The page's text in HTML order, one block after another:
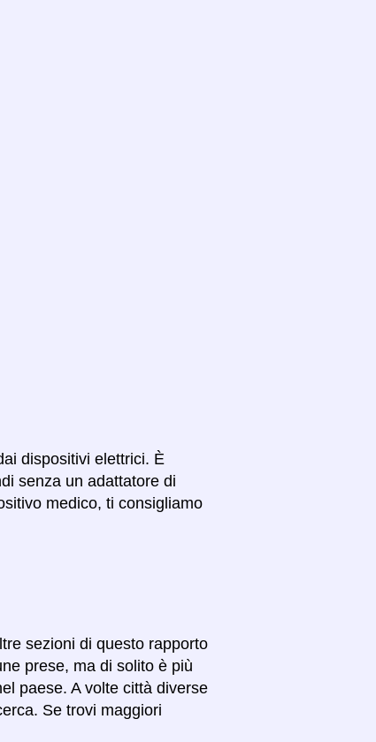
dispositivi elettrici. È
senza un adattatore di
medico, ti consigliamo
sezioni di questo rapporto
prese, ma di solito è più
paese. A volte città diverse
Se trovi maggiori